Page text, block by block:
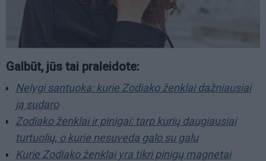
Galbūt, jūs tai praleidote:
Nelygi santuoka: kurie Zodiako ženklai dažniausiai
ją sudaro
Zodiako ženklai ir pinigai: tarp kurių daugiausiai
turtuolių, o kurie nesuveda galo su galu
Kurie Zodiako ženklai yra tikri pinigų magnetai